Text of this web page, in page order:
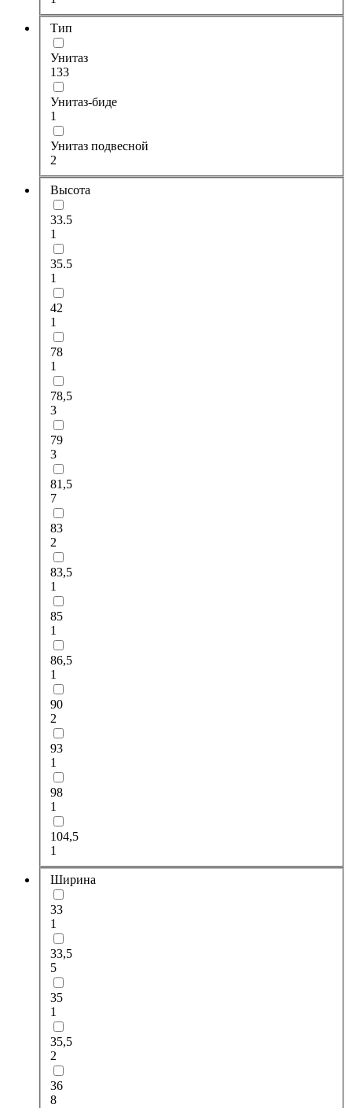
Тип
Унитаз
133
Унитаз-биде
1
Унитаз подвесной
2
Высота
33.5
1
35.5
1
42
1
78
1
78,5
3
79
3
81,5
7
83
2
83,5
1
85
1
86,5
1
90
2
93
1
98
1
104,5
1
Ширина
33
1
33,5
5
35
1
35,5
2
36
8